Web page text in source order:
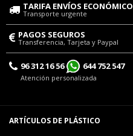
TARIFA ENVÍOS
Transporte urgente
PAGOS SEGUROS
Transferencia, Tarjeta y Paypal
96 312 16 56 644 752 547
Atención personalizada
ARTÍCULOS DE PLÁSTICO